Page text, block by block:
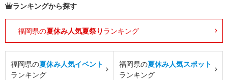
ランキングから探す
福岡県の夏休み人気夏祭り ランキング
福岡県の夏休み人気イベント
ランキング
福岡県の夏休み人気スポット
ランキング